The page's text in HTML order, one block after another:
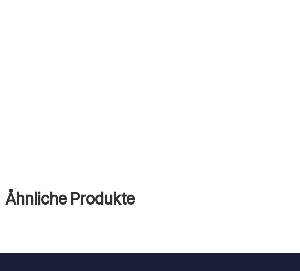
Ähnliche Produkte